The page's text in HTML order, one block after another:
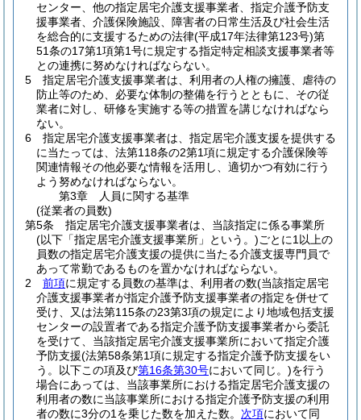
センター、他の指定居宅介護支援事業者、指定介護予防支
援事業者、介護保険施設、障害者の日常生活及び社会生活
を総合的に支援するための法律(平成17年法律第123号)第
51条の17第1項第1号に規定する指定特定相談支援事業者等
との連携に努めなければならない。
5
指定居宅介護支援事業者は、利用者の人権の擁護、虐待の
防止等のため、必要な体制の整備を行うとともに、その従
業者に対し、研修を実施する等の措置を講じなければなら
ない。
6
指定居宅介護支援事業者は、指定居宅介護支援を提供する
に当たっては、法第118条の2第1項に規定する介護保険等
関連情報その他必要な情報を活用し、適切かつ有効に行う
よう努めなければならない。
第3章
人員に関する基準
(従業者の員数)
第5条
指定居宅介護支援事業者は、当該指定に係る事業所
(以下「指定居宅介護支援事業所」という。)ごとに1以上の
員数の指定居宅介護支援の提供に当たる介護支援専門員で
あって常勤であるものを置かなければならない。
2
前項に規定する員数の基準は、利用者の数(当該指定居宅
介護支援事業者が指定介護予防支援事業者の指定を併せて
受け、又は法第115条の23第3項の規定により地域包括支援
センターの設置者である指定介護予防支援事業者から委託
を受けて、当該指定居宅介護支援事業所において指定介護
予防支援(法第58条第1項に規定する指定介護予防支援をい
う。以下この項及び第16条第30号において同じ。)を行う
場合にあっては、当該事業所における指定居宅介護支援の
利用者の数に当該事業所における指定介護予防支援の利用
者の数に3分の1を乗じた数を加えた数。 次項において同